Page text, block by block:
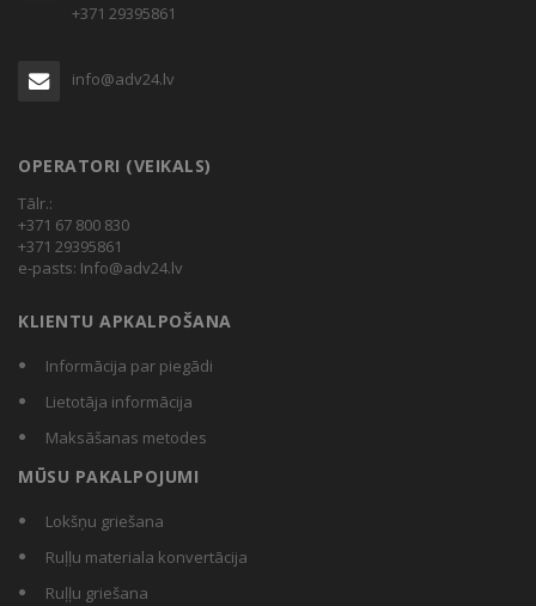
+371 29395861
info@adv24.lv
OPERATORI (VEIKALS)
Tālr.:
+371 67 800 830
+371 29395861
e-pasts: Info@adv24.lv
KLIENTU APKALPOŠANA
Informācija par piegādi
Lietotāja informācija
Maksāšanas metodes
MŪSU PAKALPOJUMI
Lokšņu griešana
Ruļļu materiala konvertācija
Ruļļu griešana